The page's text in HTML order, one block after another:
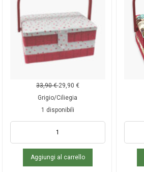
33,90€ 29,90 €
Grigio/Ciliegia
1 disponibili
Aggiungi al carrello